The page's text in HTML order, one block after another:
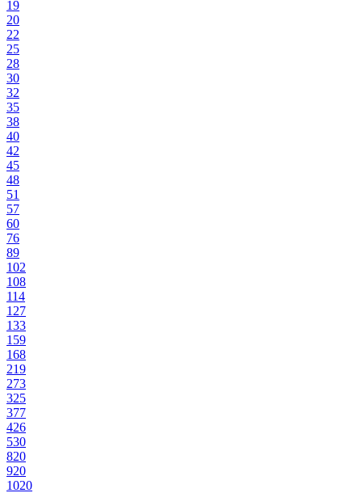
19
20
22
25
28
30
32
35
38
40
42
45
48
51
57
60
76
89
102
108
114
127
133
159
168
219
273
325
377
426
530
820
920
1020